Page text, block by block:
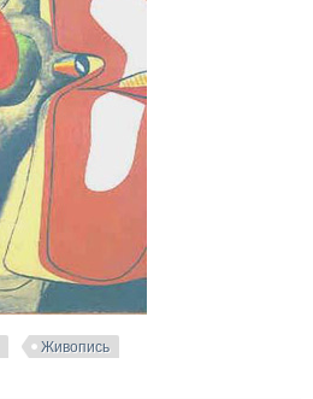
Живопись